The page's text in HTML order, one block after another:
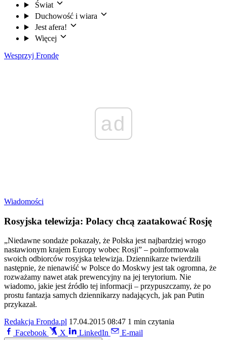
Świat
Duchowość i wiara
Jest afera!
Więcej
Wesprzyj Frondę
ad
Wiadomości
Rosyjska telewizja: Polacy chcą zaatakować Rosję
„Niedawne sondaże pokazały, że Polska jest najbardziej wrogo
nastawionym krajem Europy wobec Rosji” – poinformowała
swoich odbiorców rosyjska telewizja. Dziennikarze twierdzili
następnie, że nienawiść w Polsce do Moskwy jest tak ogromna, że
rozważamy nawet atak prewencyjny na jej terytorium. Nie
wiadomo, jakie jest źródło tej informacji – przypuszczamy, że po
prostu fantazja samych dziennikarzy nadających, jak pan Putin
przykazał.
Redakcja Fronda.pl 17.04.2015 08:47 1 min czytania
Facebook
X LinkedIn E-mail